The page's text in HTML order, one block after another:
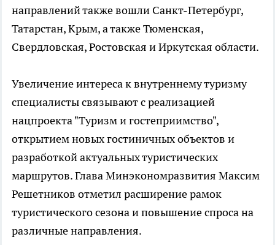
направлений также вошли Санкт-Петербург,
Татарстан, Крым, а также Тюменская,
Свердловская, Ростовская и Иркутская области.
Увеличение интереса к внутреннему туризму
специалисты связывают с реализацией
нацпроекта "Туризм и гостеприимство",
открытием новых гостиничных объектов и
разработкой актуальных туристических
маршрутов. Глава Минэкономразвития Максим
Решетников отметил расширение рамок
туристического сезона и повышение спроса на
различные направления.